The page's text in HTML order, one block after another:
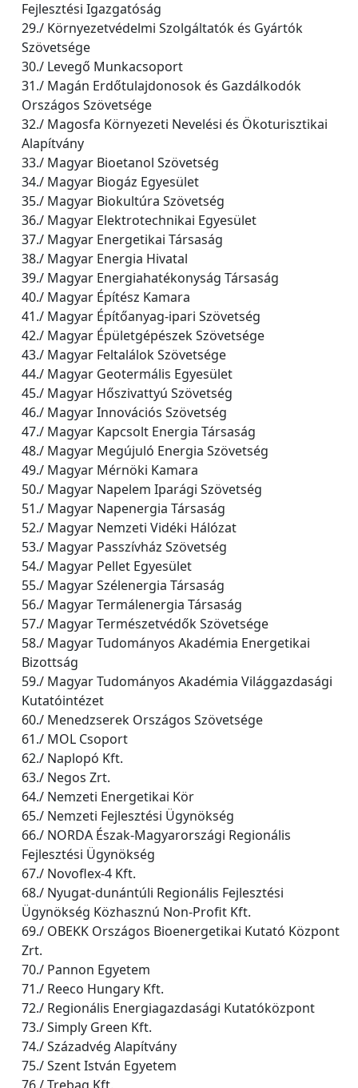
Fejlesztési Igazgatóság
29./ Környezetvédelmi Szolgáltatók és Gyártók
Szövetsége
30./ Levegő Munkacsoport
31./ Magán Erdőtulajdonosok és Gazdálkodók
Országos Szövetsége
32./ Magosfa Környezeti Nevelési és Ökoturisztikai
Alapítvány
33./ Magyar Bioetanol Szövetség
34./ Magyar Biogáz Egyesület
35./ Magyar Biokultúra Szövetség
36./ Magyar Elektrotechnikai Egyesület
37./ Magyar Energetikai Társaság
38./ Magyar Energia Hivatal
39./ Magyar Energiahatékonyság Társaság
40./ Magyar Építész Kamara
41./ Magyar Építőanyag-ipari Szövetség
42./ Magyar Épületgépészek Szövetsége
43./ Magyar Feltalálok Szövetsége
44./ Magyar Geotermális Egyesület
45./ Magyar Hőszivattyú Szövetség
46./ Magyar Innovációs Szövetség
47./ Magyar Kapcsolt Energia Társaság
48./ Magyar Megújuló Energia Szövetség
49./ Magyar Mérnöki Kamara
50./ Magyar Napelem Iparági Szövetség
51./ Magyar Napenergia Társaság
52./ Magyar Nemzeti Vidéki Hálózat
53./ Magyar Passzívház Szövetség
54./ Magyar Pellet Egyesület
55./ Magyar Szélenergia Társaság
56./ Magyar Termálenergia Társaság
57./ Magyar Természetvédők Szövetsége
58./ Magyar Tudományos Akadémia Energetikai
Bizottság
59./ Magyar Tudományos Akadémia Világgazdasági
Kutatóintézet
60./ Menedzserek Országos Szövetsége
61./ MOL Csoport
62./ Naplopó Kft.
63./ Negos Zrt.
64./ Nemzeti Energetikai Kör
65./ Nemzeti Fejlesztési Ügynökség
66./ NORDA Észak-Magyarországi Regionális
Fejlesztési Ügynökség
67./ Novoflex-4 Kft.
68./ Nyugat-dunántúli Regionális Fejlesztési
Ügynökség Közhasznú Non-Profit Kft.
69./ OBEKK Országos Bioenergetikai Kutató Központ
Zrt.
70./ Pannon Egyetem
71./ Reeco Hungary Kft.
72./ Regionális Energiagazdasági Kutatóközpont
73./ Simply Green Kft.
74./ Századvég Alapítvány
75./ Szent István Egyetem